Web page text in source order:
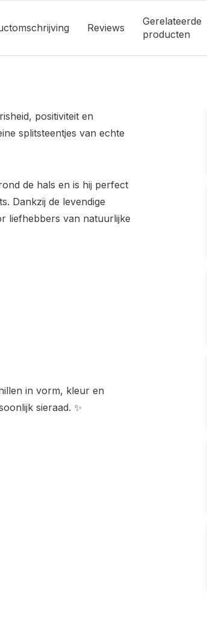
Reviews
Gerelateerde
producten
positiviteit en
splitsteentjes van echte
de hals en is hij perfect
Dankzij de levendige
liefhebbers van natuurlijke
in vorm, kleur en
sieraad. ✨